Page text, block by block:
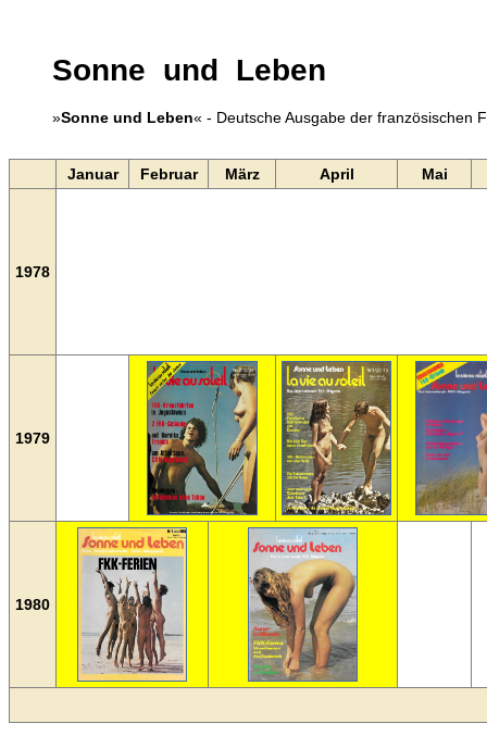
Sonne und Leben
»Sonne und Leben« - Deutsche Ausgabe der französischen
Januar Februar März April Mai
1978
1979
1980